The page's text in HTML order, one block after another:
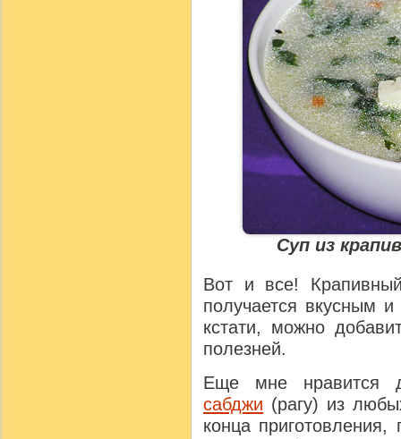
Суп из
Вот и все!
получается вкусным
кстати, можно
полезней.
Еще мне нравится
сабджи (рагу) из
конца приготовления,